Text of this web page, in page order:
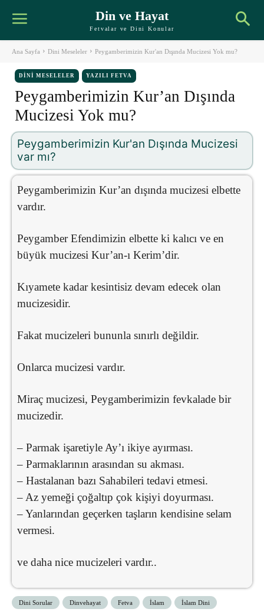
Din ve Hayat
Fetvalar ve Dini Konular
Ana Sayfa Dini Meseleler Peygamberimizin Kur'an Dışında Mucizesi Yok mu?
DINI MESELELER YAZILI FETVA
Peygamberimizin Kur’an Dışında
Mucizesi Yok mu?
Peygamberimizin Kur'an Dışında Mucizesi
var mı?
Peygamberimizin Kur’an dışında mucizesi elbette
vardır.
Peygamber Efendimizin elbette ki kalıcı ve en
büyük mucizesi Kur’an-ı Kerim’dir.
Kıyamete kadar kesintisiz devam edecek olan
mucizesidir.
Fakat mucizeleri bununla sınırlı değildir.
Onlarca mucizesi vardır.
Miraç mucizesi, Peygamberimizin fevkalade bir
mucizedir.
– Parmak işaretiyle Ay’ı ikiye ayırması.
– Parmaklarının arasından su akması.
– Hastalanan bazı Sahabileri tedavi etmesi.
– Az yemeği çoğaltıp çok kişiyi doyurması.
– Yanlarından geçerken taşların kendisine selam
vermesi.
ve daha nice mucizeleri vardır..
Dini Sorular Dinvehayat Fetva İslam İslam Dini